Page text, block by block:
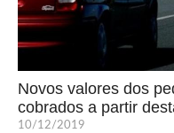
Novos valores dos
cobrados a partir
10/12/2019